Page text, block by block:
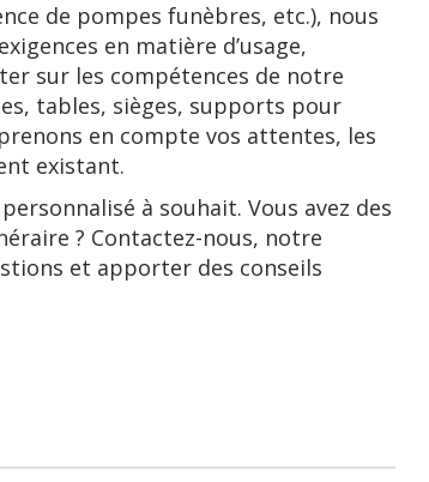
de pompes funèbres, etc.), nous
en matière d’usage,
sur les compétences de notre
tables, sièges, supports pour
en compte vos attentes, les
existant.
à souhait. Vous avez des
? Contactez-nous, notre
et apporter des conseils